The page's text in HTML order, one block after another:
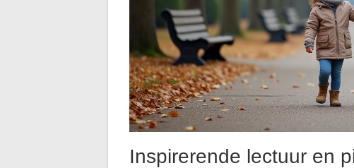
Inspirerende lectuur en